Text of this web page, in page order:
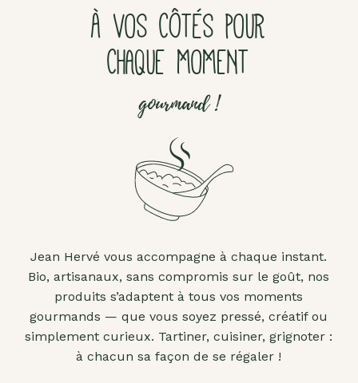
À VOS CÔTÉS POUR
CHAQUE MOMENT
gourmand !
Jean Hervé vous accompagne à chaque instant.
Bio, artisanaux, sans compromis sur le goût, nos
produits s’adaptent à tous vos moments
gourmands — que vous soyez pressé, créatif ou
simplement curieux. Tartiner, cuisiner, grignoter :
à chacun sa façon de se régaler !